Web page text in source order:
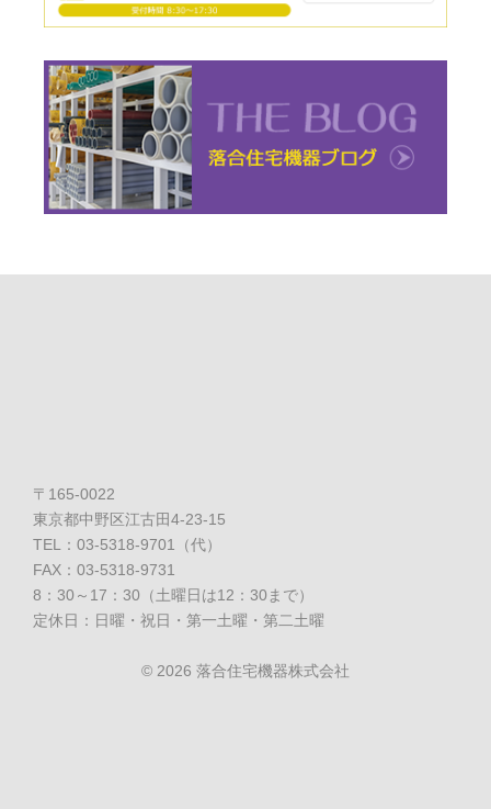
〒165-0022
東京都中野区江古田4-23-15
TEL：03-5318-9701（代）
FAX：03-5318-9731
8：30～17：30（土曜日は12：30まで）
定休日：日曜・祝日・第一土曜・第二土曜
© 2026 落合住宅機器株式会社